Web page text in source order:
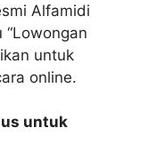
Alfamidi
“Lowongan
untuk
online.
untuk